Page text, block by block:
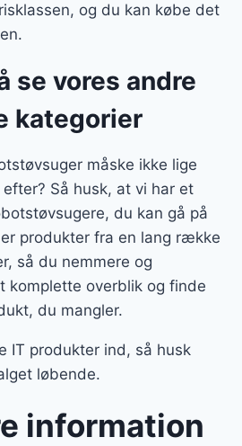
og du kan købe det
se vores andre
kategorier
måske ikke lige
Så husk, at vi har et
du kan gå på
produkter fra en lang række
så du nemmere og
komplette overblik og finde
du mangler.
IT produkter ind, så husk
løbende.
information